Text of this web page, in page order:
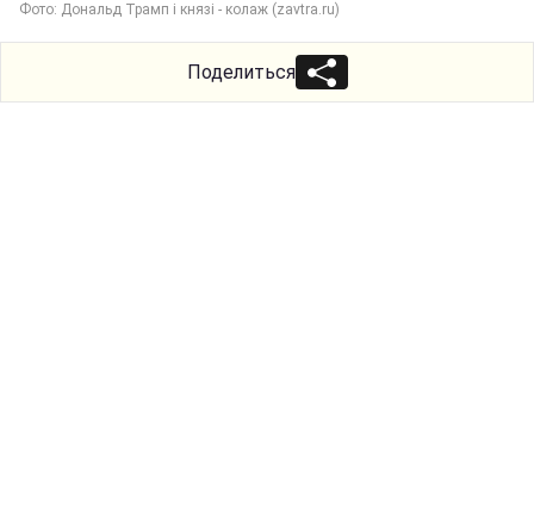
Фото: Дональд Трамп і князі - колаж (zavtra.ru)
Поделиться